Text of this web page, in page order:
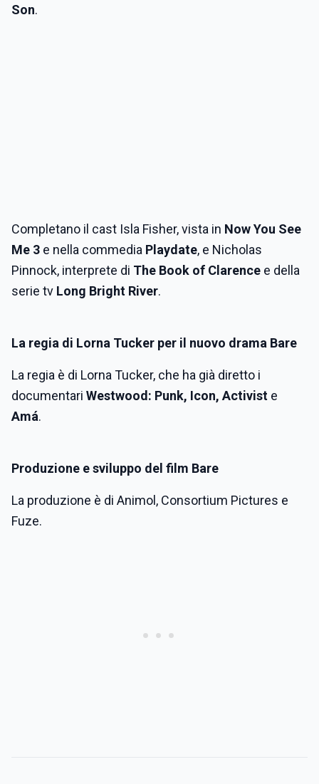
Son.
Completano il cast Isla Fisher, vista in Now You See
Me 3 e nella commedia Playdate, e Nicholas
Pinnock, interprete di The Book of Clarence e della
serie tv Long Bright River.
La regia di Lorna Tucker per il nuovo drama Bare
La regia è di Lorna Tucker, che ha già diretto i
documentari Westwood: Punk, Icon, Activist e
Amá.
Produzione e sviluppo del film Bare
La produzione è di Animol, Consortium Pictures e
Fuze.